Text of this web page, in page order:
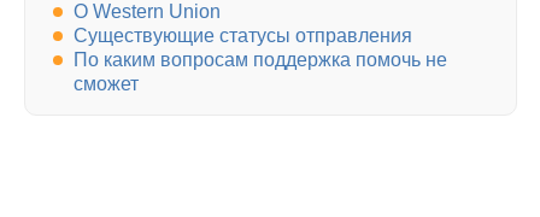
О Western Union
Существующие статусы отправления
По каким вопросам поддержка помочь не
сможет